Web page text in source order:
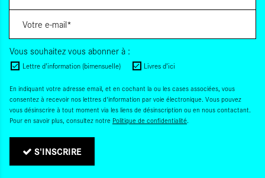
Vous souhaitez vous abonner à :
Lettre d'information (bimensuelle) Livres d'ici
En indiquant votre adresse email, et en cochant la ou les cases associées, vous
consentez à recevoir nos lettres d'information par voie électronique. Vous pouvez
vous désinscrire à tout moment via les liens de désinscription ou en nous contactant.
Pour en savoir plus, consultez notre Politique de confidentialité.
S'INSCRIRE